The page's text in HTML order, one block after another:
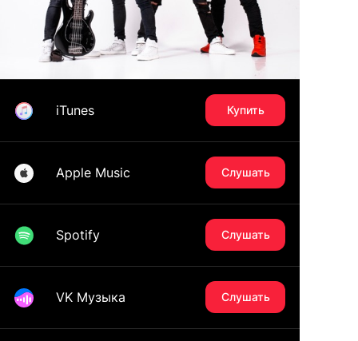
iTunes Купить
Apple Music Слушать
Spotify Слушать
VK Музыка Слушать